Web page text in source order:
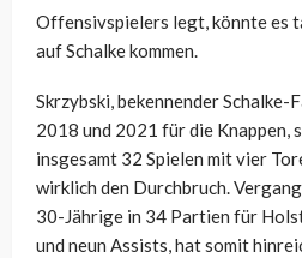
Offensivspielers legt, könnte es
auf Schalke kommen.
Skrzybski, bekennender Schalke-
2018 und 2021 für die Knappen,
insgesamt 32 Spielen mit vier
wirklich den Durchbruch.
30-Jährige in 34 Partien für
und neun Assists, hat somit